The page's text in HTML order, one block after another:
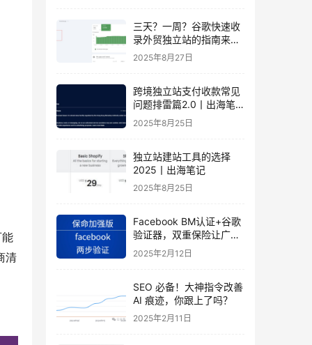
能
清
三天？一周？谷歌快速收
录外贸独立站的指南来
了！丨出海笔记
2025年8月27日
跨境独立站支付收款常见
问题排雷篇2.0丨出海笔
记
2025年8月25日
独立站建站工具的选择
2025丨出海笔记
2025年8月25日
Facebook BM认证+谷歌
验证器，双重保险让广告
投手账号稳如泰山
2025年2月12日
SEO 必备！大神指令改善
AI 痕迹，你跟上了吗？
2025年2月11日